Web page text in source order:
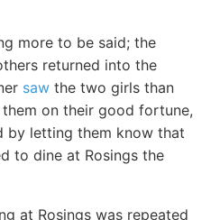
more to be said; the
returned into the
saw the two girls than
on their good fortune,
by letting them know that
to dine at Rosings the
at Rosings was repeated